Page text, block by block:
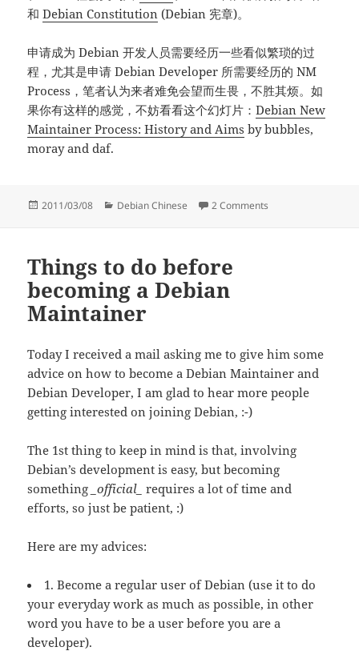
和Debian Constitution (Debian 宪章)。
申请成为 Debian 开发人员需要经历一些看似繁琐的过
程，尤其是申请 Debian Developer 所需要经历的 NM
Process，笔者认为来者难免会望而生畏，不胜其烦。如
果你有这样的感觉，不妨看看这个幻灯片：Debian New
Maintainer Process: History and Aims by bubbles,
moray and daf.
Posted
2011/03/08 Categories
Debian Chinese 2 Comments
Things to do before
becoming a Debian
Maintainer
Today I received a mail asking me to give him some
advice on how to become a Debian Maintainer and
Debian Developer, I am glad to hear more people
getting interested on joining Debian, :-)
The 1st thing to keep in mind is that, involving
Debian’s development is easy, but becoming
something _official_ requires a lot of time and
efforts, so just be patient, :)
Here are my advices:
1. Become a regular user of Debian (use it to do
your everyday work as much as possible, in other
word you have to be a user before you are a
developer).